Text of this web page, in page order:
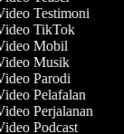
Testimoni
TikTok
Mobil
Musik
Parodi
Pelafalan
Perjalanan
Podcast